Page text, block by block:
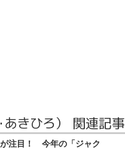
あきひろ） 関連記事
注目！ 今年の「ジャク